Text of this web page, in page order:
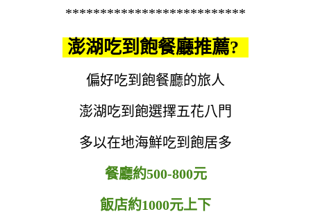
**************************
澎湖吃到飽餐廳推薦?
偏好吃到飽餐廳的旅人
澎湖吃到飽選擇五花八門
多以在地海鮮吃到飽居多
餐廳約500-800元
飯店約1000元上下